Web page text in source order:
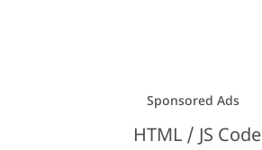
Sponsored Ads
HTML / JS Code